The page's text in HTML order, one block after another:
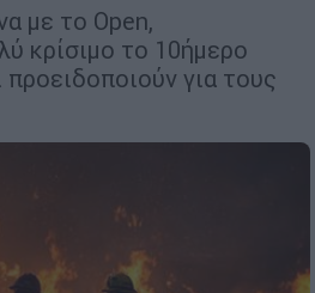
με το Open,
κρίσιμο το 10ήμερο
για τους